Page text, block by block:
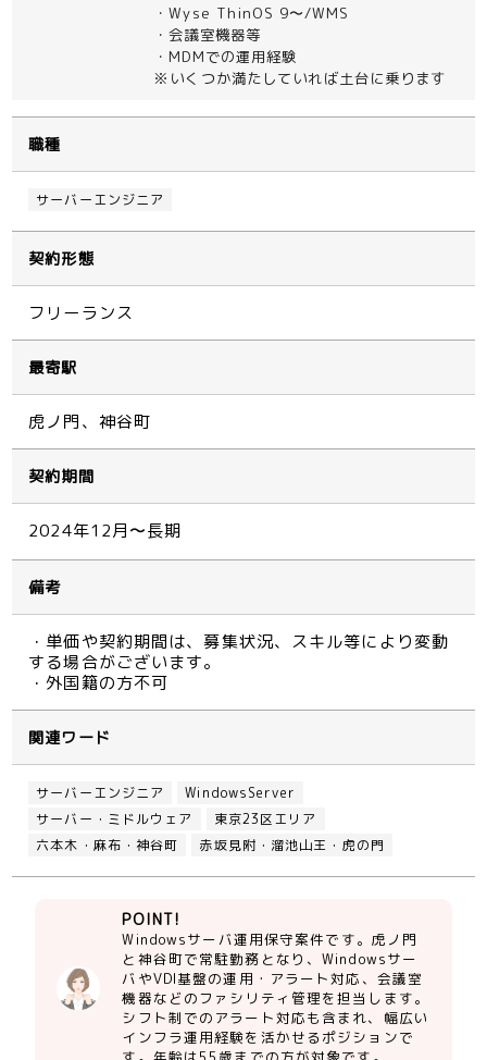
・Wyse ThinOS 9〜/WMS
・会議室機器等
・MDMでの運用経験
※いくつか満たしていれば土台に乗ります
職種
サーバーエンジニア
契約形態
フリーランス
最寄駅
虎ノ門、神谷町
契約期間
2024年12月〜長期
備考
・単価や契約期間は、募集状況、スキル等により変動
する場合がございます。
・外国籍の方不可
関連ワード
サーバーエンジニア
WindowsServer
サーバー・ミドルウェア
東京23区エリア
六本木・麻布・神谷町
赤坂見附・溜池山王・虎の門
POINT!
Windowsサーバ運用保守案件です。虎ノ門
と神谷町で常駐勤務となり、Windowsサー
バやVDI基盤の運用・アラート対応、会議室
機器などのファシリティ管理を担当します。
シフト制でのアラート対応も含まれ、幅広い
インフラ運用経験を活かせるポジションで